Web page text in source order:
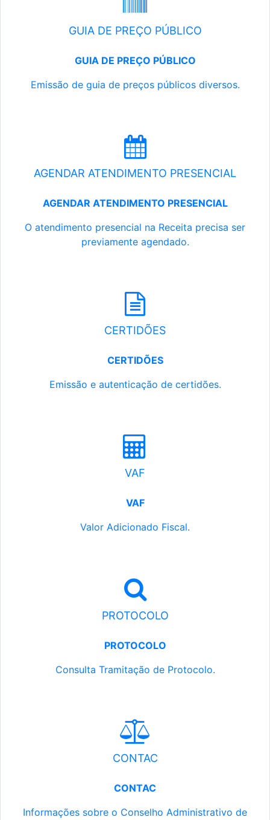
GUIA DE PREÇO PÚBLICO
GUIA DE PREÇO PÚBLICO
Emissão de guia de preços públicos diversos.
AGENDAR ATENDIMENTO PRESENCIAL
AGENDAR ATENDIMENTO PRESENCIAL
O atendimento presencial na Receita precisa ser
previamente agendado.
CERTIDÕES
CERTIDÕES
Emissão e autenticação de certidões.
VAF
VAF
Valor Adicionado Fiscal.
PROTOCOLO
PROTOCOLO
Consulta Tramitação de Protocolo.
CONTAC
CONTAC
Informações sobre o Conselho Administrativo de